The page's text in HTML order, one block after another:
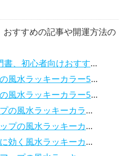
すすめの記事や開運方法の
初心者向けおすすめ本
ッキーカラー5選、解説付き
ッキーカラー5選、効果解説
ッキーカラー5選、効果解説
ッキーカラー5選、効果解説
ーカラー5選、効果と活用法を解説